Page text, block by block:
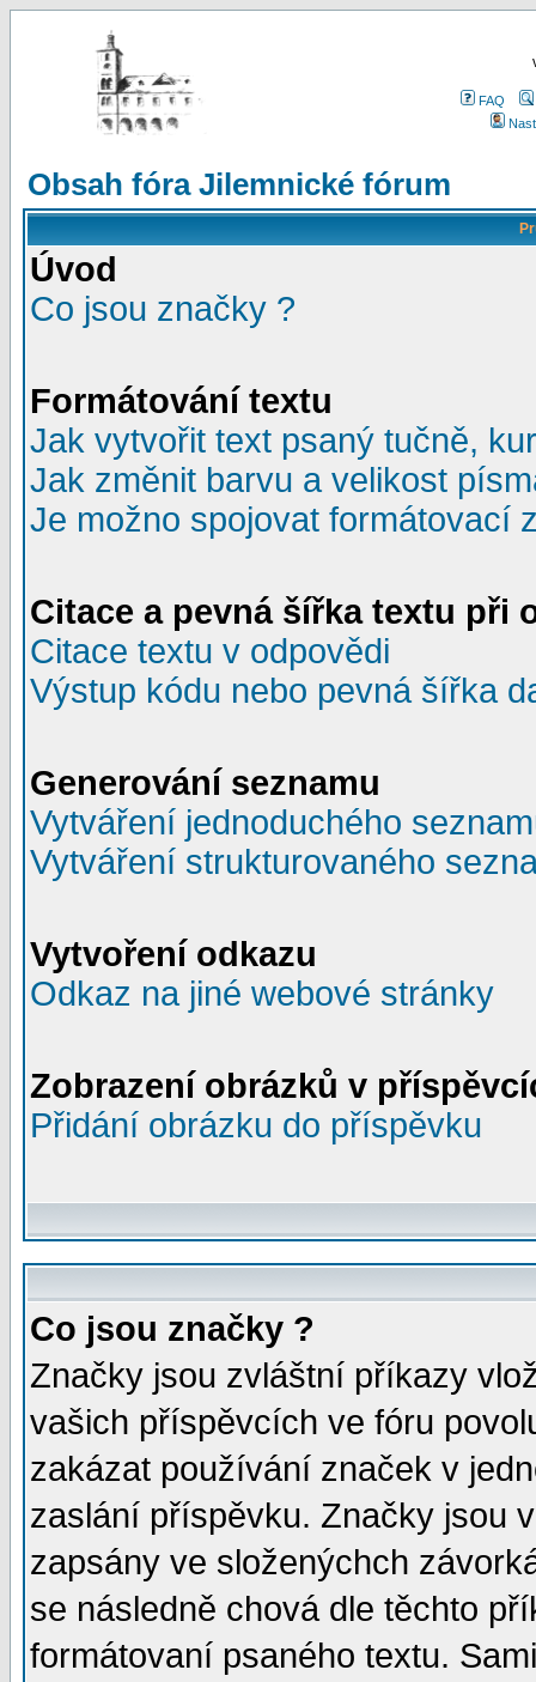
FAQ
Obsah fóra Jilemnické fórum
Úvod
Co jsou značky ?
Formátování textu
Jak vytvořit text psaný tučně,
Jak změnit barvu a velikost
Je možno spojovat formátovací
Citace a pevná šířka textu při
Citace textu v odpovědi
Výstup kódu nebo pevná šířka
Generování seznamu
Vytváření jednoduchého
Vytváření strukturovaného
Vytvoření odkazu
Odkaz na jiné webové stránky
Zobrazení obrázků v
Přidání obrázku do příspěvku
Co jsou značky ?
Značky jsou zvláštní příkazy
vašich příspěvcích ve fóru
zakázat používání značek v
zaslání příspěvku. Značky jsou
zapsány ve složenýchch
se následně chová dle těchto
formátovaní psaného textu.